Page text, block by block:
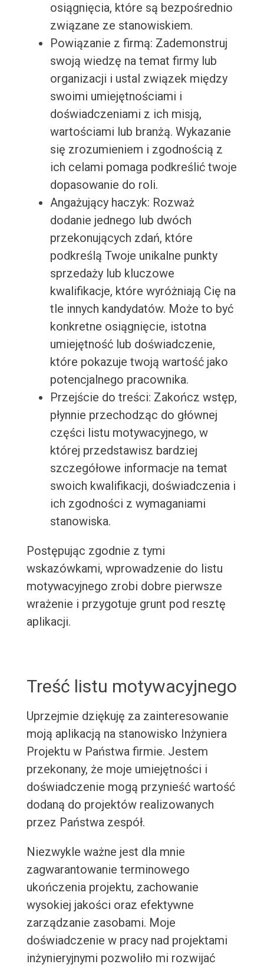
osiągnięcia, które są bezpośrednio
związane ze stanowiskiem.
Powiązanie z firmą: Zademonstruj
swoją wiedzę na temat firmy lub
organizacji i ustal związek między
swoimi umiejętnościami i
doświadczeniami z ich misją,
wartościami lub branżą. Wykazanie
się zrozumieniem i zgodnością z
ich celami pomaga podkreślić twoje
dopasowanie do roli.
Angażujący haczyk: Rozważ
dodanie jednego lub dwóch
przekonujących zdań, które
podkreślą Twoje unikalne punkty
sprzedaży lub kluczowe
kwalifikacje, które wyróżniają Cię na
tle innych kandydatów. Może to być
konkretne osiągnięcie, istotna
umiejętność lub doświadczenie,
które pokazuje twoją wartość jako
potencjalnego pracownika.
Przejście do treści: Zakończ wstęp,
płynnie przechodząc do głównej
części listu motywacyjnego, w
której przedstawisz bardziej
szczegółowe informacje na temat
swoich kwalifikacji, doświadczenia i
ich zgodności z wymaganiami
stanowiska.
Postępując zgodnie z tymi
wskazówkami, wprowadzenie do listu
motywacyjnego zrobi dobre pierwsze
wrażenie i przygotuje grunt pod resztę
aplikacji.
Treść listu motywacyjnego
Uprzejmie dziękuję za zainteresowanie
moją aplikacją na stanowisko Inżyniera
Projektu w Państwa firmie. Jestem
przekonany, że moje umiejętności i
doświadczenie mogą przynieść wartość
dodaną do projektów realizowanych
przez Państwa zespół.
Niezwykle ważne jest dla mnie
zagwarantowanie terminowego
ukończenia projektu, zachowanie
wysokiej jakości oraz efektywne
zarządzanie zasobami. Moje
doświadczenie w pracy nad projektami
inżynieryjnymi pozwoliło mi rozwijać